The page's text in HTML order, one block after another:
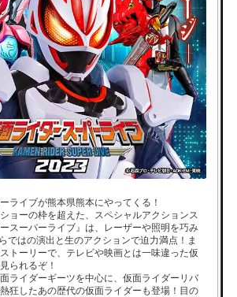
ライブが熊本県熊本にやってくる！
ョーの枠を超えた、スペシャルアクションス
スーパーライブ』は、レーザーや照明を巧み
ではの演出と生のアクションで迫力満点！ま
トーリーで、テレビや映画とは一味違った仮
られるぞ！
ライダーギーツを中心に、仮面ライダーリバ
狂したあの歴代の仮面ライダーも登場！目の